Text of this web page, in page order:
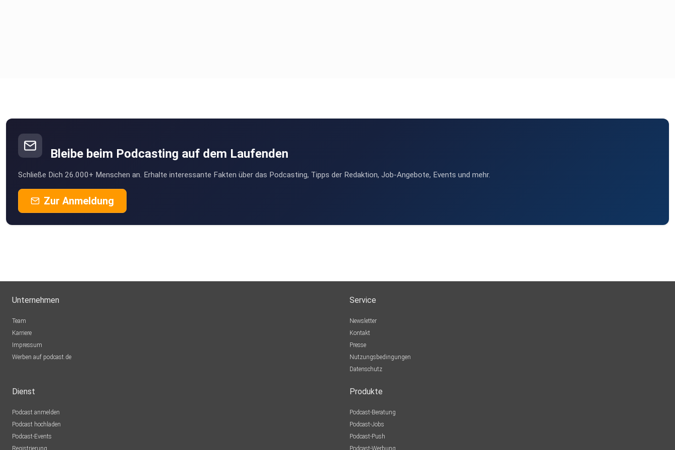
Bleibe beim Podcasting auf dem Laufenden
Schließe Dich 26.000+ Menschen an. Erhalte interessante Fakten über das Podcasting, Tipps der Redaktion, Job-Angebote, Events und mehr.
Zur Anmeldung
Unternehmen
Team
Karriere
Impressum
Werben auf podcast.de
Service
Newsletter
Kontakt
Presse
Nutzungsbedingungen
Datenschutz
Dienst
Podcast anmelden
Podcast hochladen
Podcast-Events
Registrierung
Produkte
Podcast-Beratung
Podcast-Jobs
Podcast-Push
Podcast-Werbung